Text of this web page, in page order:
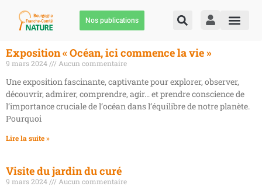
Nos publications
Exposition « Océan, ici commence la vie »
9 mars 2024 Aucun commentaire
Une exposition fascinante, captivante pour explorer, observer,
découvrir, admirer, comprendre, agir… et prendre conscience de
l’importance cruciale de l’océan dans l’équilibre de notre planète.
Pourquoi
Lire la suite »
Visite du jardin du curé
9 mars 2024 Aucun commentaire